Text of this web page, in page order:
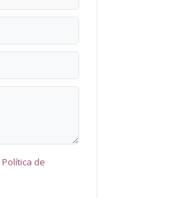
Política de